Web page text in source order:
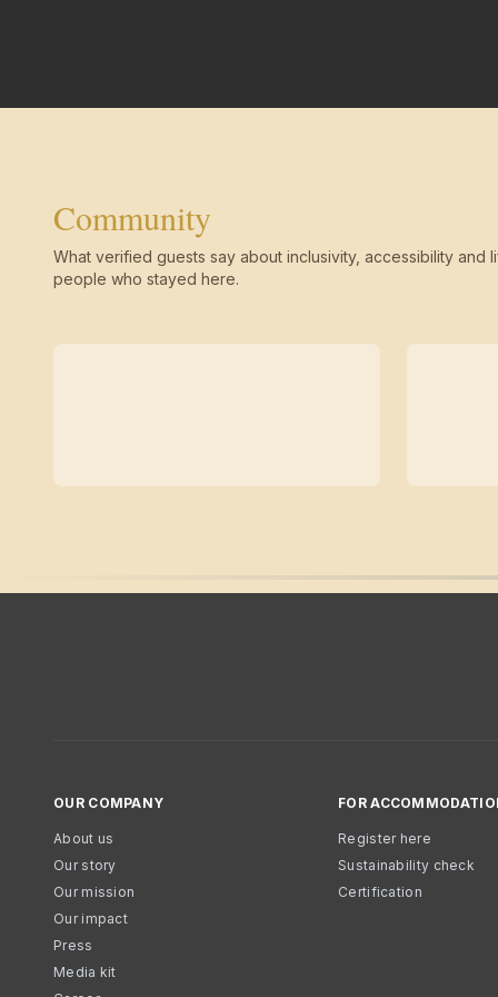
Community
What verified guests say about inclusivity, accessibility and
people who stayed here.
OUR COMPANY
About us
Our story
Our mission
Our impact
Press
Media kit
FOR
Register here
Sustainability check
Certification